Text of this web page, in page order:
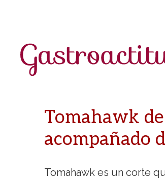
Tomahawk
acompañado
Tomahawk es un corte